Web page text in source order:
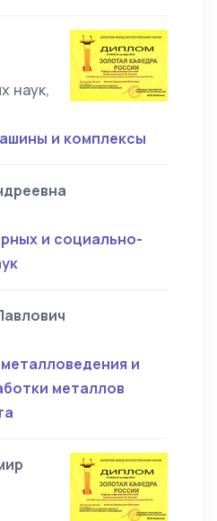
наук,
и комплексы
и социально-
и
металлов